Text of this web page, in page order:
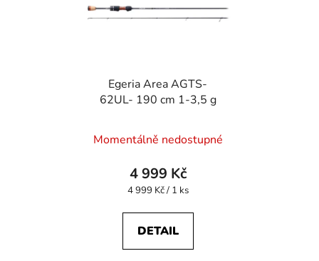
Egeria Area AGTS-
62UL- 190 cm 1-3,5 g
Momentálně nedostupné
4 999 Kč
Měrná
4 999 Kč / 1 ks
DETAIL